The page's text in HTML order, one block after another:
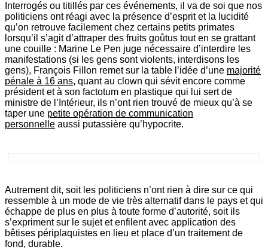
Interrogés ou titillés par ces événements, il va de soi que nos
politiciens ont réagi avec la présence d’esprit et la lucidité
qu’on retrouve facilement chez certains petits primates
lorsqu’il s’agit d’attraper des fruits goûtus tout en se grattant
une couille : Marine Le Pen juge nécessaire d’interdire les
manifestations (si les gens sont violents, interdisons les
gens), François Fillon remet sur la table l’idée d’une majorité
pénale à 16 ans, quant au clown qui sévit encore comme
président et à son factotum en plastique qui lui sert de
ministre de l’Intérieur, ils n’ont rien trouvé de mieux qu’à se
taper une petite opération de communication
personnelle aussi putassière qu’hypocrite.
Autrement dit, soit les politiciens n’ont rien à dire sur ce qui
ressemble à un mode de vie très alternatif dans le pays et qui
échappe de plus en plus à toute forme d’autorité, soit ils
s’expriment sur le sujet et enfilent avec application des
bêtises périplaquistes en lieu et place d’un traitement de
fond, durable.